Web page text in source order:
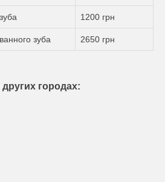
1200 грн
зуба 2650 грн
городах: